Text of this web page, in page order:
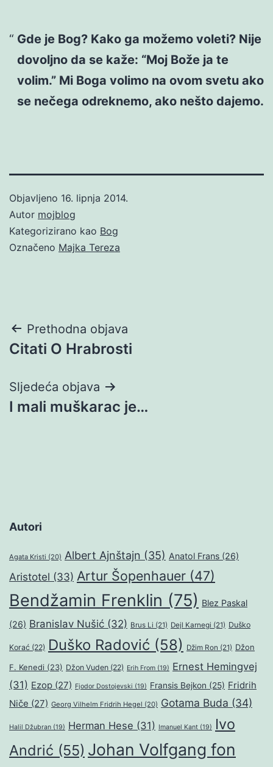
Gde je Bog? Kako ga možemo voleti? Nije
dovoljno da se kaže: “Moj Bože ja te
volim.” Mi Boga volimo na ovom svetu ako
se nečega odreknemo, ako nešto dajemo.
Objavljeno 16. lipnja 2014.
Autor mojblog
Kategorizirano kao Bog
Označeno Majka Tereza
Navigacija
objava
Prethodna objava
Citati O Hrabrosti
Sljedeća objava
I mali muškarac je…
Autori
Agata Kristi (20) Albert Ajnštajn (35) Anatol Frans (26)
Aristotel (33) Artur Šopenhauer (47)
Bendžamin Frenklin (75) Blez Paskal
(26) Branislav Nušić (32) Brus Li (21) Dejl Karnegi (21) Duško
Korać (22) Duško Radović (58) Džim Ron (21) Džon
F. Kenedi (23) Džon Vuden (22) Erih From (19) Ernest Hemingvej
(31) Ezop (27) Fjodor Dostojevski (19) Fransis Bejkon (25) Fridrih
Niče (27) Georg Vilhelm Fridrih Hegel (20) Gotama Buda (34)
Halil Džubran (19) Herman Hese (31) Imanuel Kant (19)
Ivo
Andrić (55) Johan Volfgang fon